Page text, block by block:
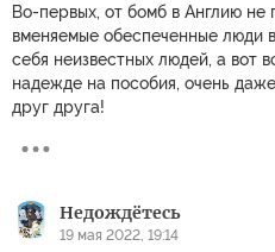
Во-первых, от бомб в Англию не
вменяемые обеспеченные люди
себя неизвестных людей, а вот
надежде на пособия, очень
друг друга!
Недождётесь
19 мая 2022, 19:14